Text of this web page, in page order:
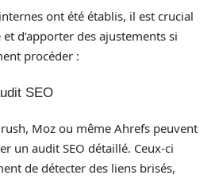
ont été établis, il est crucial
d’apporter des ajustements si
procéder :
SEO
Moz ou même Ahrefs peuvent
un audit SEO détaillé. Ceux-ci
de détecter des liens brisés,